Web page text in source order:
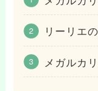
リーリエ
メガルカ